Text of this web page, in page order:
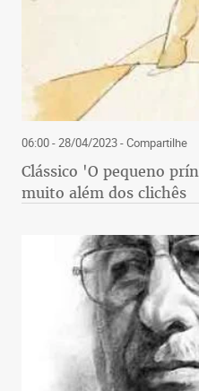
06:00 - 28/04/2023- Compartilhe
Clássico 'O pequeno
muito além dos clichês